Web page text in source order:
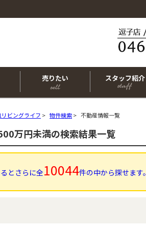
売りたい スタッフ紹介
ビングライフ > 物件検索> 不動産情報一覧
万円未満の検索結果一覧
とさらに全10044件の中から探せます。